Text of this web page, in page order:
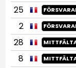
25
2
28
8